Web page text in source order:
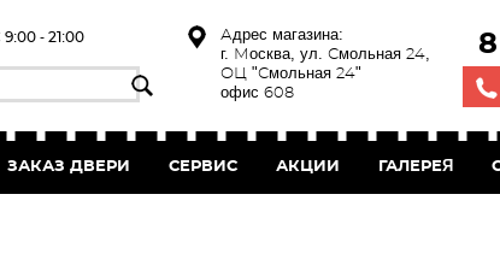
- 21:00
Адрес магазина:
г. Москва, ул. Смольная 24,
ОЦ "Смольная 24"
офис 608
ЗАКАЗ ДВЕРИ СЕРВИС АКЦИИ ГАЛЕРЕЯ